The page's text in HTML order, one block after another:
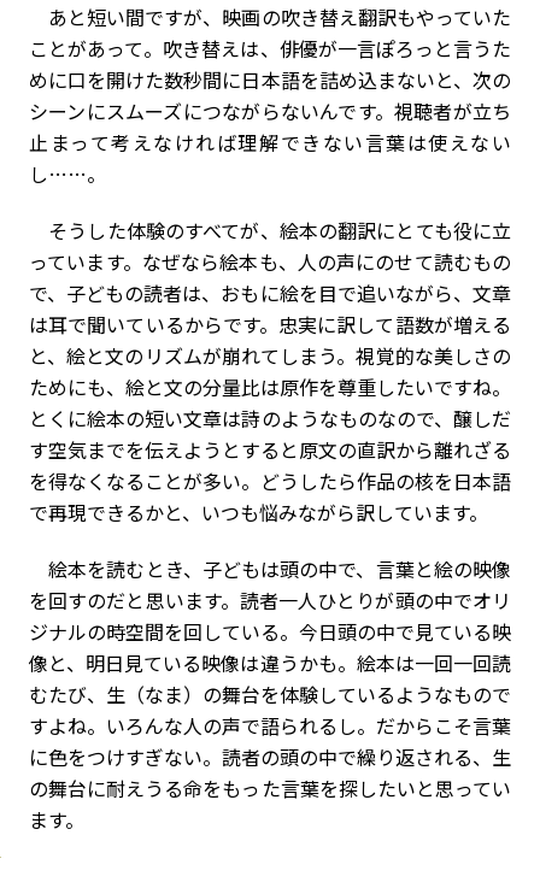
あと短い間ですが、映画の吹き替え翻訳もやっていた
ことがあって。吹き替えは、俳優が一言ぽろっと言うた
めに口を開けた数秒間に日本語を詰め込まないと、次の
シーンにスムーズにつながらないんです。視聴者が立ち
止まって考えなければ理解できない言葉は使えない
し……。
そうした体験のすべてが、絵本の翻訳にとても役に立
っています。なぜなら絵本も、人の声にのせて読むもの
で、子どもの読者は、おもに絵を目で追いながら、文章
は耳で聞いているからです。忠実に訳して語数が増える
と、絵と文のリズムが崩れてしまう。視覚的な美しさの
ためにも、絵と文の分量比は原作を尊重したいですね。
とくに絵本の短い文章は詩のようなものなので、醸しだ
す空気までを伝えようとすると原文の直訳から離れざる
を得なくなることが多い。どうしたら作品の核を日本語
で再現できるかと、いつも悩みながら訳しています。
絵本を読むとき、⼦どもは頭の中で、⾔葉と絵の映像
を回すのだと思います。読者⼀⼈ひとりが頭の中でオリ
ジナルの時空間を回している。今⽇頭の中で⾒ている映
像と、明⽇⾒ている映像は違うかも。絵本は⼀回⼀回読
むたび、生（なま）の舞台を体験しているようなもので
すよね。いろんな人の声で語られるし。だからこそ⾔葉
に⾊をつけすぎない。読者の頭の中で繰り返される、生
の舞台に耐えうる命をもった⾔葉を探したいと思ってい
ます。